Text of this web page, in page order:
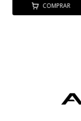
COMPRAR